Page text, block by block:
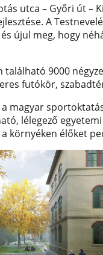
utca – Győri út –
A
újul meg, hogy
9000
futókör,
magyar
lélegező
környéken élőket